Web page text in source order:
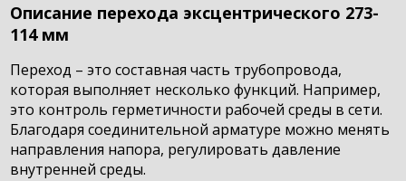
Описание перехода эксцентрического 273-
114 мм
Переход – это составная часть трубопровода,
которая выполняет несколько функций. Например,
это контроль герметичности рабочей среды в сети.
Благодаря соединительной арматуре можно менять
направления напора, регулировать давление
внутренней среды.